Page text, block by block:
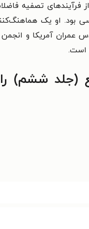
فرآیندهای تصفیه
بود. او یک
و بازیابی